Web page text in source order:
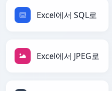
Excel에서 SQL로
Excel에서 JPEG로